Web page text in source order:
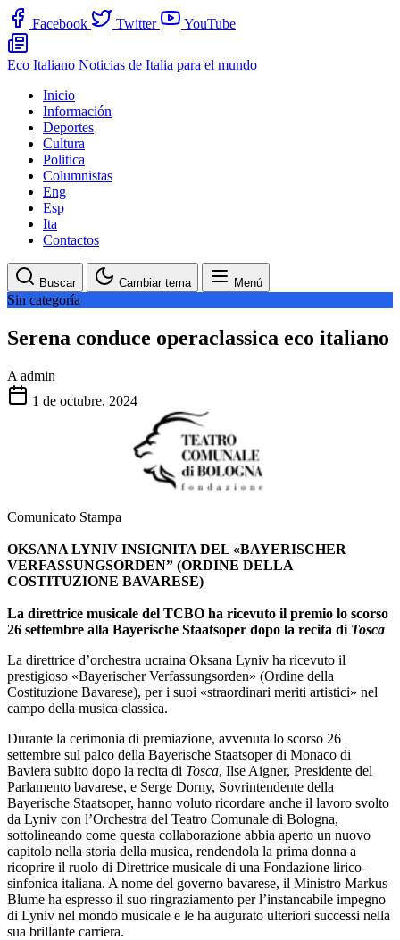
Facebook Twitter YouTube
Eco Italiano Noticias de Italia para el mundo
Inicio
Información
Deportes
Cultura
Politica
Columnistas
Eng
Esp
Ita
Contactos
Buscar Cambiar tema Menú
Sin categoría
Serena conduce operaclassica eco italiano
A admin
1 de octubre, 2024
Comunicato Stampa
OKSANA LYNIV INSIGNITA DEL «BAYERISCHER
VERFASSUNGSORDEN” (ORDINE DELLA
COSTITUZIONE BAVARESE)
La direttrice musicale del TCBO ha ricevuto il premio lo scorso
26 settembre alla Bayerische Staatsoper dopo la recita di Tosca
La direttrice d’orchestra ucraina Oksana Lyniv ha ricevuto il
prestigioso «Bayerischer Verfassungsorden» (Ordine della
Costituzione Bavarese), per i suoi «straordinari meriti artistici» nel
campo della musica classica.
Durante la cerimonia di premiazione, avvenuta lo scorso 26
settembre sul palco della Bayerische Staatsoper di Monaco di
Baviera subito dopo la recita di Tosca, Ilse Aigner, Presidente del
Parlamento bavarese, e Serge Dorny, Sovrintendente della
Bayerische Staatsoper, hanno voluto ricordare anche il lavoro svolto
da Lyniv con l’Orchestra del Teatro Comunale di Bologna,
sottolineando come questa collaborazione abbia aperto un nuovo
capitolo nella storia della musica, rendendola la prima donna a
ricoprire il ruolo di Direttrice musicale di una Fondazione lirico-
sinfonica italiana. A nome del governo bavarese, il Ministro Markus
Blume ha espresso il suo ringraziamento per l’instancabile impegno
di Lyniv nel mondo musicale e le ha augurato ulteriori successi nella
sua brillante carriera.